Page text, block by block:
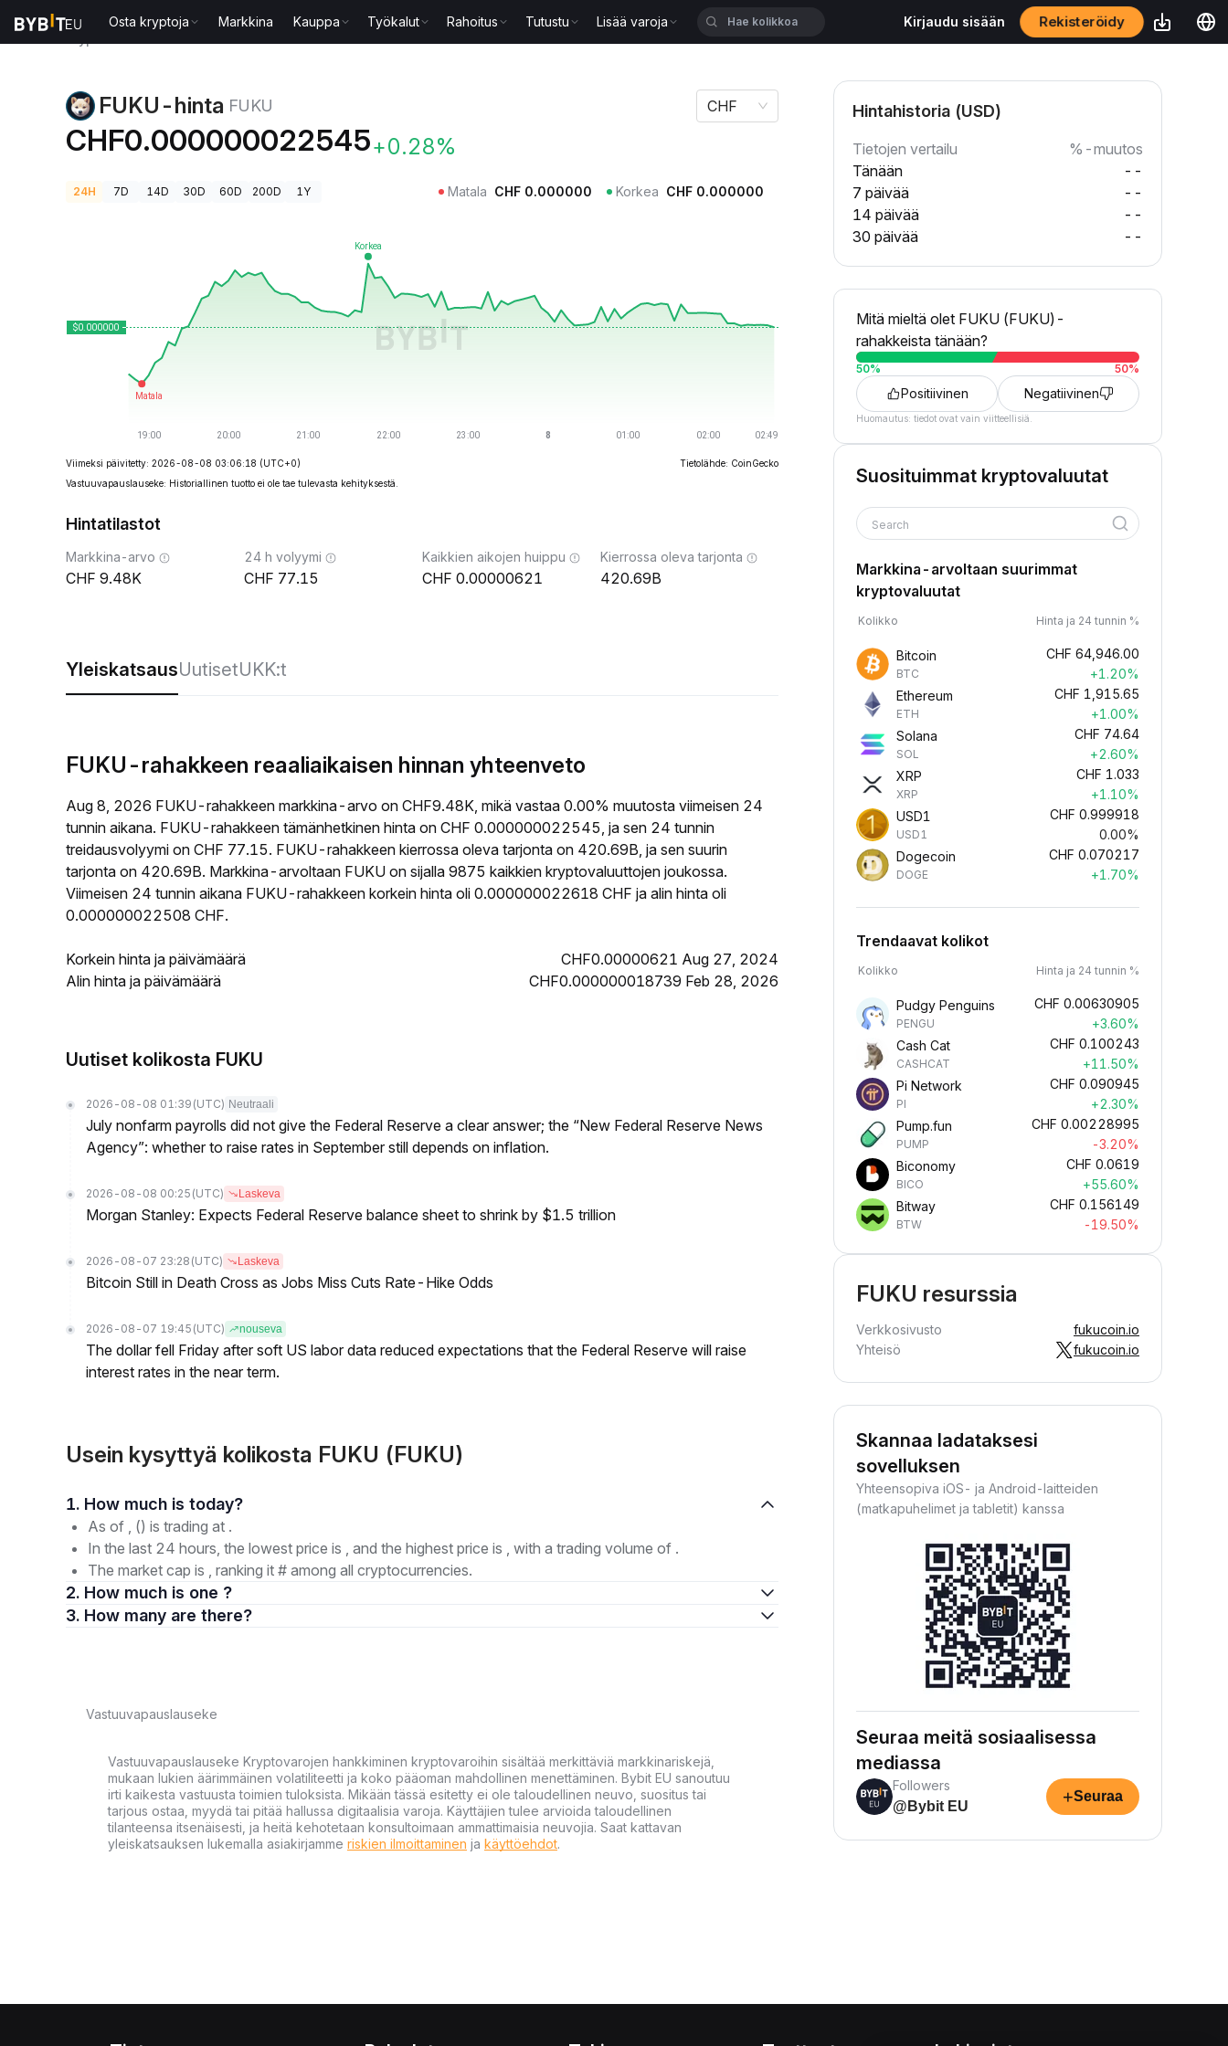
Osta kryptoja Markkina Kauppa Työkalut Rahoitus Tutustu Lisää varoja Kirjaudu sisään Rekisteröidy
FUKU-hinta FUKU
CHF0.000000022545+0.28%
CHF
24H 7D 14D 30D 60D 200D 1Y Matala CHF 0.000000 Korkea CHF 0.000000
Viimeksi päivitetty: 2026-08-08 03:06:18 (UTC+0)
Tietolähde: CoinGecko
Vastuuvapauslauseke: Historiallinen tuotto ei ole tae tulevasta kehityksestä.
Hintatilastot
Markkina-arvo
9.48K
24 h volyymi
77.15
Kaikkien aikojen huippu
0.00000621
Kierrossa oleva tarjonta
420.69B
YleiskatsausUutisetUKK:t
FUKU-rahakkeen reaaliaikaisen hinnan yhteenveto
Aug 8, 2026 FUKU-rahakkeen markkina-arvo on CHF9.48K, mikä vastaa 0.00% muutosta viimeisen 24
tunnin aikana. FUKU-rahakkeen tämänhetkinen hinta on CHF 0.000000022545, ja sen 24 tunnin
treidausvolyymi on CHF 77.15. FUKU-rahakkeen kierrossa oleva tarjonta on 420.69B, ja sen suurin
tarjonta on 420.69B. Markkina-arvoltaan FUKU on sijalla 9875 kaikkien kryptovaluuttojen joukossa.
Viimeisen 24 tunnin aikana FUKU-rahakkeen korkein hinta oli 0.000000022618 CHF ja alin hinta oli
0.000000022508 CHF.
Korkein hinta ja päivämäärä
CHF0.00000621 Aug 27, 2024
Alin hinta ja päivämäärä
CHF0.000000018739 Feb 28, 2026
Uutiset kolikosta FUKU
2026-08-08 01:39 (UTC) Neutraali
July nonfarm payrolls did not give the Federal Reserve a clear answer; the “New Federal Reserve News
Agency”: whether to raise rates in September still depends on inflation.
2026-08-08 00:25 (UTC) Laskeva
Morgan Stanley: Expects Federal Reserve balance sheet to shrink by $1.5 trillion
2026-08-07 23:28 (UTC) Laskeva
Bitcoin Still in Death Cross as Jobs Miss Cuts Rate-Hike Odds
2026-08-07 19:45 (UTC) nouseva
The dollar fell Friday after soft US labor data reduced expectations that the Federal Reserve will raise
interest rates in the near term.
Usein kysyttyä kolikosta FUKU (FUKU)
1. How much is today?
As of , () is trading at .
In the last 24 hours, the lowest price is , and the highest price is , with a trading volume of .
The market cap is , ranking it # among all cryptocurrencies.
2. How much is one ?
3. How many are there?
Vastuuvapauslauseke
Vastuuvapauslauseke Kryptovarojen hankkiminen kryptovaroihin sisältää merkittäviä markkinariskejä,
mukaan lukien äärimmäinen volatiliteetti ja koko pääoman mahdollinen menettäminen. Bybit EU sanoutuu
irti kaikesta vastuusta toimien tuloksista. Mikään tässä esitetty ei ole taloudellinen neuvo, suositus tai
tarjous ostaa, myydä tai pitää hallussa digitaalisia varoja. Käyttäjien tulee arvioida taloudellinen
tilanteensa itsenäisesti, ja heitä kehotetaan konsultoimaan ammattimaisia neuvojia. Saat kattavan
yleiskatsauksen lukemalla asiakirjamme riskien ilmoittaminen ja käyttöehdot.
Hintahistoria (USD)
Tietojen vertailu
%-muutos
Tänään
--
7 päivää
--
14 päivää
--
30 päivää
--
Mitä mieltä olet FUKU (FUKU)-
rahakkeista tänään?
50% 50%
Positiivinen Negatiivinen
Huomautus: tiedot ovat vain viitteellisiä.
Suosituimmat kryptovaluutat
Search
Markkina-arvoltaan suurimmat
kryptovaluutat
Kolikko Hinta ja 24 tunnin %
Bitcoin
BTC
CHF 64,946.00
+1.20%
Ethereum
ETH
CHF 1,915.65
+1.00%
Solana
SOL
CHF 74.64
+2.60%
XRP
XRP
CHF 1.033
+1.10%
USD1
USD1
CHF 0.999918
0.00%
Dogecoin
DOGE
CHF 0.070217
+1.70%
Trendaavat kolikot
Kolikko Hinta ja 24 tunnin %
Pudgy Penguins
PENGU
CHF 0.00630905
+3.60%
Cash Cat
CASHCAT
CHF 0.100243
+11.50%
Pi Network
PI
CHF 0.090945
+2.30%
Pump.fun
PUMP
CHF 0.00228995
-3.20%
Biconomy
BICO
CHF 0.0619
+55.60%
Bitway
BTW
CHF 0.156149
-19.50%
FUKU resurssia
Verkkosivusto
fukucoin.io
Yhteisö
fukucoin.io
Skannaa ladataksesi
sovelluksen
Yhteensopiva iOS- ja Android-laitteiden
(matkapuhelimet ja tabletit) kanssa
Seuraa meitä sosiaalisessa
mediassa
Followers
@Bybit EU
+Seuraa